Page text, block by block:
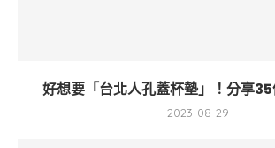
好想要「台北人孔蓋杯墊」！分享
2023-08-29